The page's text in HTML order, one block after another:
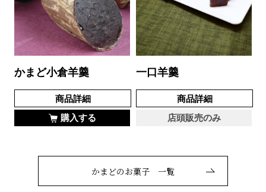
かまど小倉羊羹
商品詳細
購入する
一口羊羹
商品詳細
店頭販売のみ
かまどのお菓子 一覧